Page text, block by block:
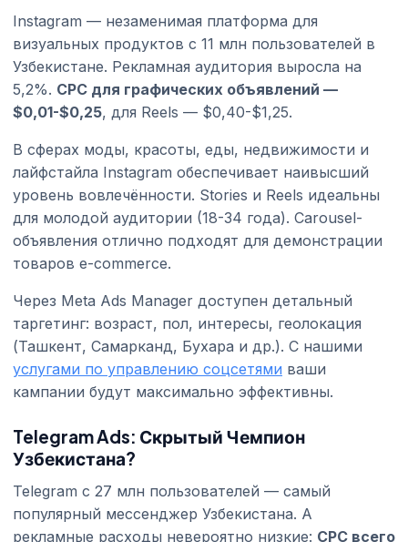
Instagram — незаменимая платформа для
визуальных продуктов с 11 млн пользователей в
Узбекистане. Рекламная аудитория выросла на
5,2%. CPC для графических объявлений —
$0,01-$0,25, для Reels — $0,40-$1,25.
В сферах моды, красоты, еды, недвижимости и
лайфстайла Instagram обеспечивает наивысший
уровень вовлечённости. Stories и Reels идеальны
для молодой аудитории (18-34 года). Carousel-
объявления отлично подходят для демонстрации
товаров e-commerce.
Через Meta Ads Manager доступен детальный
таргетинг: возраст, пол, интересы, геолокация
(Ташкент, Самарканд, Бухара и др.). С нашими
услугами по управлению соцсетями ваши
кампании будут максимально эффективны.
Telegram Ads: Скрытый Чемпион
Узбекистана?
Telegram с 27 млн пользователей — самый
популярный мессенджер Узбекистана. А
рекламные расходы невероятно низкие: CPC всего